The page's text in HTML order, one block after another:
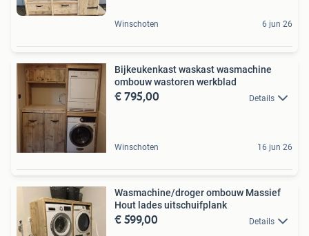
Winschoten 6 jun 26
Bijkeukenkast waskast wasmachine
ombouw wastoren werkblad
€ 795,00 Details
Winschoten 16 jun 26
Wasmachine/droger ombouw Massief
Hout lades uitschuifplank
€ 599,00 Details